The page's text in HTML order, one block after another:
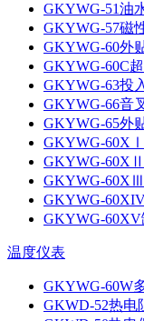
GKYWG-51油
GKYWG-57磁
GKYWG-60外
GKYWG-60C
GKYWG-63投
GKYWG-66音
GKYWG-65外
GKYWG-
GKYWG-
GKYWG-
GKYWG-
GKYWG-60XV
温度仪表
GKYWG-60W
GKWD-52热电